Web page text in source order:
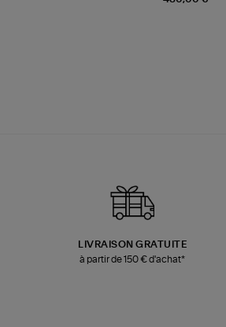
LIVRAISON GRATUITE
à partir de 150 € d'achat*